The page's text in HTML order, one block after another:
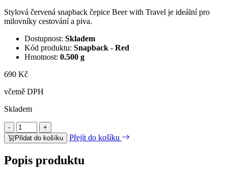
Stylová červená snapback čepice Beer with Travel je ideální pro
milovníky cestování a piva.
Dostupnost: Skladem
Kód produktu: Snapback - Red
Hmotnost: 0.500 g
690 Kč
včetně DPH
Skladem
-
+
Přidat do košíku
Přejít do košíku
Popis produktu